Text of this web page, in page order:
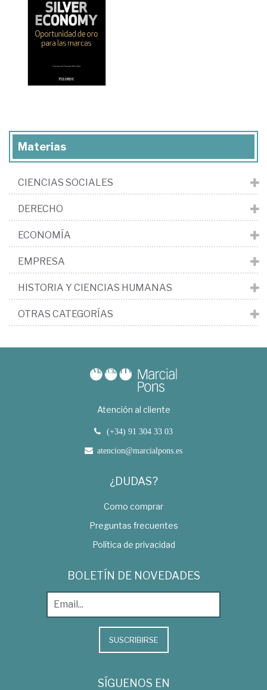
Materias
CIENCIAS SOCIALES
DERECHO
ECONOMÍA
EMPRESA
HISTORIA Y CIENCIAS HUMANAS
OTRAS CATEGORÍAS
Atención al cliente
(+34) 91 304 33 03
atencion@marcialpons.es
¿DUDAS?
Como comprar
Preguntas frecuentes
Política de privacidad
BOLETÍN DE NOVEDADES
SUSCRIBIRSE
SÍGUENOS EN